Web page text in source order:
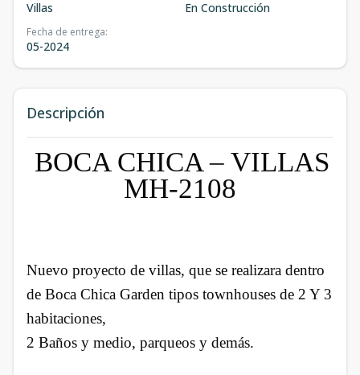
Villas En Construcción
Fecha de entrega:
05-2024
Descripción
BOCA CHICA – VILLAS
MH-2108
Nuevo proyecto de villas, que se realizara dentro
de Boca Chica Garden tipos townhouses de 2 Y 3
habitaciones,
2 Baños y medio, parqueos y demás.